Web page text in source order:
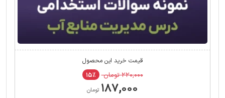
قیمت خرید این محصول
۲۲۰,۰۰۰ تومان ۱۵٪
۱۸۷,۰۰۰ تومان